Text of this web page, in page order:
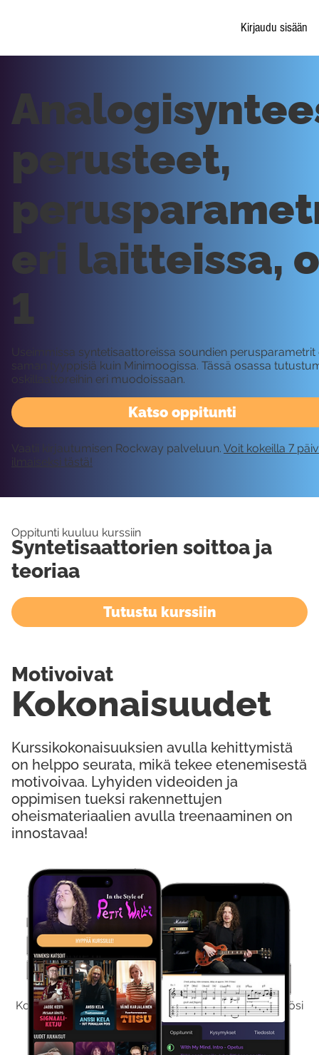
Kirjaudu sisään
Kokeile Ilmaiseksi
Kokeilemalla ilmaiseksi saat koko sisältömme käyttöösi
viikon ajaksi.
Katso oppitunti
perusteet,
eri laitteissa,
1
Useimmissa syntetisaattoreissa soundien perusparametrit
saman tyyppisiä kuin Minimoogissa. Tässä osassa
oskillaattoreihin eri muodoissaan.
Vaatii kirjautumisen Rockway palveluun. Voit kokeilla 7
ilmaiseksi tästä!
Oppitunti kuuluu kurssiin
Syntetisaattorien soittoa ja
teoriaa
Tutustu kurssiin
Kurssikokonaisuuksien avulla kehittymistä
on helppo seurata, mikä tekee etenemisestä
motivoivaa. Lyhyiden videoiden ja
oppimisen tueksi rakennettujen
oheismateriaalien avulla treenaaminen on
innostavaa!
Kokonaisuudet
Motivoivat